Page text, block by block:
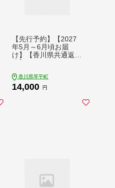
【先行予約】【2027
年5月～6月頃お届
け】【香川県共通返礼
り 大玉 柔らかい 香川
県共通返礼品 食品 名
香川県琴平町
14,000 円